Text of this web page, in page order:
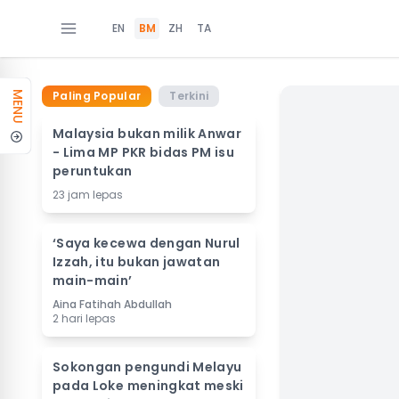
EN BM ZH TA
MENU Paling Popular Terkini
Malaysia bukan milik Anwar
- Lima MP PKR bidas PM isu
peruntukan
23 jam lepas
‘Saya kecewa dengan Nurul
Izzah, itu bukan jawatan
main-main’
Aina Fatihah Abdullah
2 hari lepas
Sokongan pengundi Melayu
pada Loke meningkat meski